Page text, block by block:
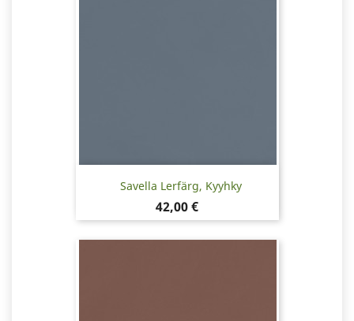
Savella Lerfärg, Kyyhky
Pris
42,00 €